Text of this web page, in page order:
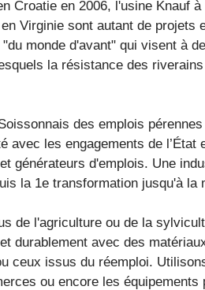
Croatie en 2006, l'usine Knauf
Virginie sont autant de projets
monde d'avant" qui visent à
la résistance des
des emplois
les engagements de l’État
générateurs d'emplois. Une
la 1e transformation jusqu'à
de l'agriculture ou de la
durablement avec des
ceux issus du réemploi.
ou encore les équipements